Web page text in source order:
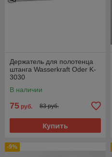
Держатель для полотенца
штанга Wasserkraft Oder K-
3030
В наличии
75 руб. 83 руб.
Купить
-9%